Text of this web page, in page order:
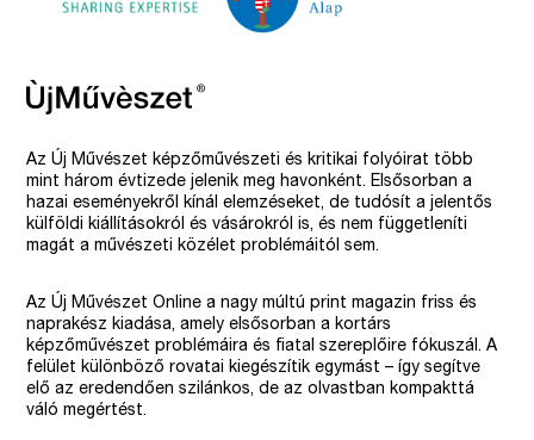
Az Új Művészet képzőművészeti és kritikai folyóirat több
mint három évtizede jelenik meg havonként. Elsősorban a
hazai eseményekről kínál elemzéseket, de tudósít a jelentős
külföldi kiállításokról és vásárokról is, és nem függetleníti
magát a művészeti közélet problémáitól sem.
Az Új Művészet Online a nagy múltú print magazin friss és
naprakész kiadása, amely elsősorban a kortárs
képzőművészet problémáira és fiatal szereplőire fókuszál. A
felület különböző rovatai kiegészítik egymást – így segítve
elő az eredendően szilánkos, de az olvastban kompakttá
váló megértést.